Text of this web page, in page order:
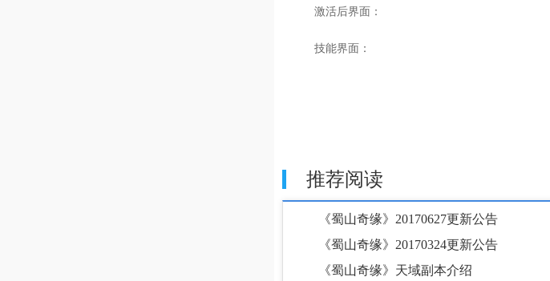
激活后界面：
技能界面：
推荐阅读
《蜀山奇缘》20170627更新公告
《蜀山奇缘》20170324更新公告
《蜀山奇缘》天域副本介绍